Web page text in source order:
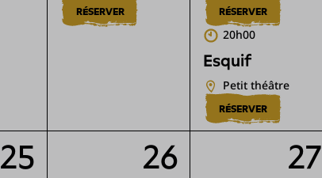
RÉSERVER RÉSERVER
20h00
Esquif
Petit théâtre
RÉSERVER
25 26 27